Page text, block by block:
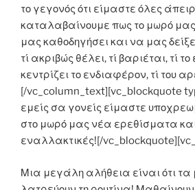
το γεγονός ότι είμαστε όλες
καταλαβαίνουμε πως το μωρό
μας καθοδηγήσει και να μας
τί ακριβώς θέλει, τί βαριέται, τί το
κεντρίζει το ενδιαφέρον, τί του
[/vc_column_text][vc_blockquote
εμείς σα γονείς είμαστε
στο μωρό μας νέα ερεθίσματα
εναλλακτικές![/
Μια μεγάλη αλήθεια είναι ότι